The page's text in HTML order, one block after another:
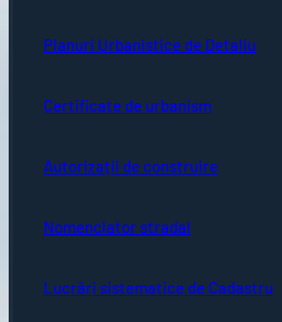
Planuri Urbanistice de Detaliu
Certificate de urbanism
Autorizații de construire
Nomenclator stradal
Lucrări sistematice de Cadastru